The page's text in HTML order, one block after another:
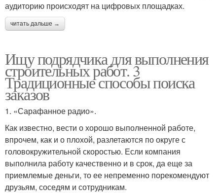
аудиторию происходят на цифровых площадках.
читать дальше →
Ищу подрядчика для выполнения
строительных работ. 3
Традиционные способы поиска
заказов
1. «Сарафанное радио».
Как известно, вести о хорошо выполненной работе,
впрочем, как и о плохой, разлетаются по округе с
головокружительной скоростью. Если компания
выполнила работу качественно и в срок, да еще за
приемлемые деньги, то ее непременно порекомендуют
друзьям, соседям и сотрудникам.